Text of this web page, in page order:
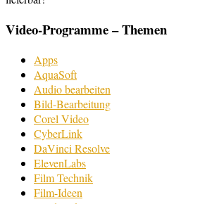
Video-Programme – Themen
Apps
AquaSoft
Audio bearbeiten
Bild-Bearbeitung
Corel Video
CyberLink
DaVinci Resolve
ElevenLabs
Film Technik
Film-Ideen